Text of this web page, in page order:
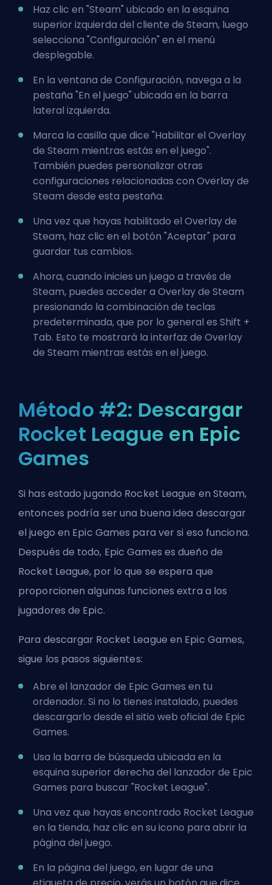
Haz clic en "Steam" ubicado en la esquina
superior izquierda del cliente de Steam, luego
selecciona "Configuración" en el menú
desplegable.
En la ventana de Configuración, navega a la
pestaña "En el juego" ubicada en la barra
lateral izquierda.
Marca la casilla que dice "Habilitar el Overlay
de Steam mientras estás en el juego".
También puedes personalizar otras
configuraciones relacionadas con Overlay de
Steam desde esta pestaña.
Una vez que hayas habilitado el Overlay de
Steam, haz clic en el botón "Aceptar" para
guardar tus cambios.
Ahora, cuando inicies un juego a través de
Steam, puedes acceder a Overlay de Steam
presionando la combinación de teclas
predeterminada, que por lo general es Shift +
Tab. Esto te mostrará la interfaz de Overlay
de Steam mientras estás en el juego.
Método #2: Descargar
Rocket League en Epic
Games
Si has estado jugando Rocket League en Steam,
entonces podría ser una buena idea descargar
el juego en Epic Games para ver si eso funciona.
Después de todo, Epic Games es dueño de
Rocket League, por lo que se espera que
proporcionen algunas funciones extra a los
jugadores de Epic.
Para descargar Rocket League en Epic Games,
sigue los pasos siguientes:
Abre el lanzador de Epic Games en tu
ordenador. Si no lo tienes instalado, puedes
descargarlo desde el sitio web oficial de Epic
Games.
Usa la barra de búsqueda ubicada en la
esquina superior derecha del lanzador de Epic
Games para buscar "Rocket League".
Una vez que hayas encontrado Rocket League
en la tienda, haz clic en su icono para abrir la
página del juego.
En la página del juego, en lugar de una